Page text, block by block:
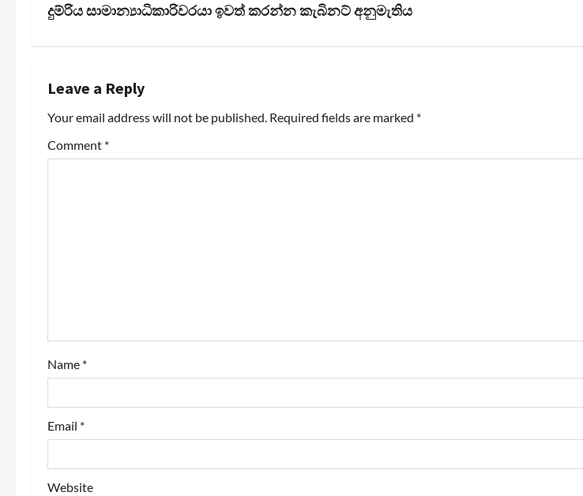
s
n
a
v
o
n
දුම්රිය සාමාන්‍යාධිකාරිවරයා ඉවත් කරන්න කැබිනට් අනුමැතිය
Leave a Reply
Your email address will not be published. Required fields are marked *
Comment *
Name *
Email *
Website